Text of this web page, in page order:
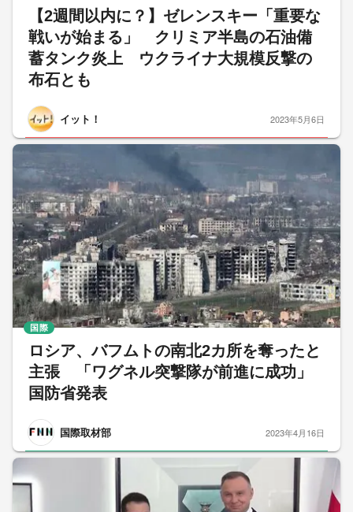
【2週間以内に？】ゼレンスキー「重要な
戦いが始まる」 クリミア半島の石油備
蓄タンク炎上 ウクライナ大規模反撃の
布石とも
イット！ 2023年5月6日
ロシア、バフムトの南北2カ所を奪ったと
主張 「ワグネル突撃隊が前進に成功」
国防省発表
国際取材部
国際
2023年4月16日